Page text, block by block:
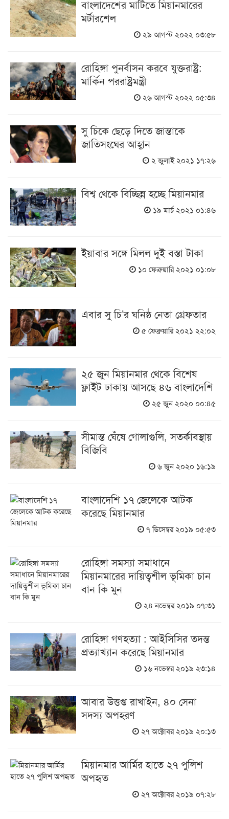
বাংলাদেশের মাটিতে মিয়ানমারের
মর্টারশেল
২৯ আগস্ট ২০২২ ০৩:৫৮
রোহিঙ্গা পুনর্বাসন করবে যুক্তরাষ্ট্র:
মার্কিন পররাষ্ট্রমন্ত্রী
২৬ আগস্ট ২০২২ ০৫:৩৪
সু চিকে ছেড়ে দিতে জান্তাকে
জাতিসংঘের আহ্বান
২ জুলাই ২০২১ ১৭:২৬
বিশ্ব থেকে বিচ্ছিন্ন হচ্ছে মিয়ানমার
১৯ মার্চ ২০২১ ০১:৪৬
ইয়াবার সঙ্গে মিলল দুই বস্তা টাকা
১০ ফেব্রুয়ারি ২০২১ ০১:০৮
এবার সু চি’র ঘনিষ্ঠ নেতা গ্রেফতার
৫ ফেব্রুয়ারি ২০২১ ২২:০২
২৫ জুন মিয়ানমার থেকে বিশেষ
ফ্লাইট ঢাকায় আসছে ৪৬ বাংলাদেশি
২৫ জুন ২০২০ ০০:৪৫
সীমান্ত ঘেঁষে গোলাগুলি, সতর্কাবস্থায়
বিজিবি
৬ জুন ২০২০ ১৬:১৯
বাংলাদেশি ১৭ জেলেকে আটক
করেছে মিয়ানমার
৭ ডিসেম্বর ২০১৯ ০৫:৫৩
রোহিঙ্গা সমস্যা সমাধানে
মিয়ানমারের দায়িত্বশীল ভূমিকা চান
বান কি মুন
২৪ নভেম্বর ২০১৯ ০৭:৩১
রোহিঙ্গা গণহত্যা : আইসিসির তদন্ত
প্রত্যাখ্যান করেছে মিয়ানমার
১৬ নভেম্বর ২০১৯ ২৩:১৪
আবার উত্তপ্ত রাখাইন, ৪০ সেনা
সদস্য অপহরণ
২৭ অক্টোবর ২০১৯ ২০:১৩
মিয়ানমার আর্মির হাতে ২৭ পুলিশ
অপহৃত
২৭ অক্টোবর ২০১৯ ০৭:২৮